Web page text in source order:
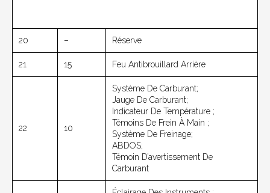
20 – Réserve
21 15 Feu Antibrouillard Arrière
22 10
Système De Carburant;
Jauge De Carburant;
Indicateur De Température ;
Témoins De Frein À Main ;
Système De Freinage;
ABDOS;
Témoin D’avertissement De
Carburant